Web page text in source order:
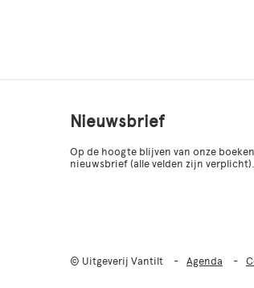
Nieuwsbrief
Op de hoogte blijven van onze
nieuwsbrief (alle velden zijn verplicht).
© Uitgeverij Vantilt Agenda